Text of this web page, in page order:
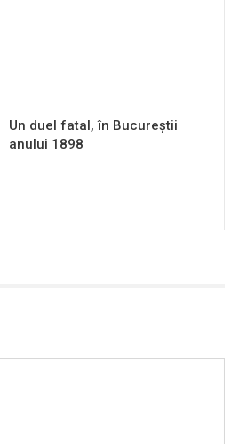
Un duel fatal, în Bucureştii
anului 1898